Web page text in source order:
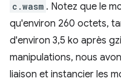
c.wasm . Notez que le
qu'environ 260 octets,
d'environ 3,5 ko après
manipulations, nous
liaison et instancier les